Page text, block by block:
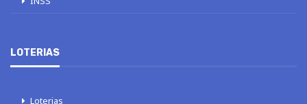
LOTERIAS
Loterias